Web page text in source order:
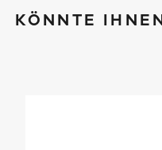
KÖNNTE